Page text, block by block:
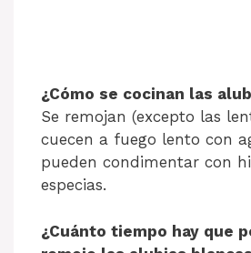
¿Cómo se cocinan las
Se remojan (excepto las
cuecen a fuego lento con
pueden condimentar con
especias.
¿Cuánto tiempo hay que